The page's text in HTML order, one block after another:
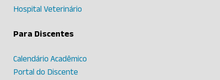
Hospital Veterinário
Para Discentes
Calendário Acadêmico
Portal do Discente